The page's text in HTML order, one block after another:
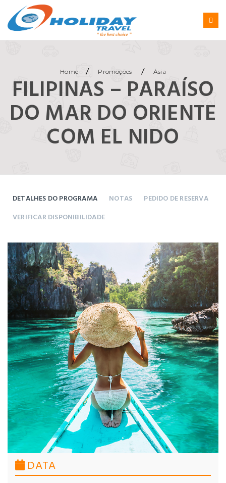
Home / Promoções / Ásia
FILIPINAS – PARAÍSO
DO MAR DO ORIENTE
COM EL NIDO
DETALHES DO PROGRAMA NOTAS
PEDIDO DE RESERVA
VERIFICAR DISPONIBILIDADE
DATA